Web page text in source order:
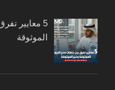
5 معايير
الموثوقة